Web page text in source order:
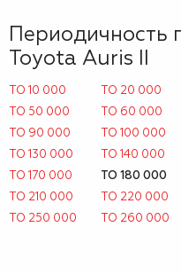
Toyota Auris II
ТО 10 000 ТО 20 000
ТО 50 000
ТО 60 000
ТО 90 000
ТО 100 000
ТО 130 000
ТО 140 000
ТО 170 000
ТО 180 000
ТО 210 000
ТО 220 000
ТО 250 000
ТО 260 000